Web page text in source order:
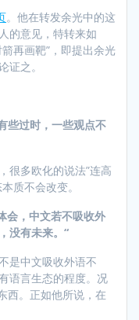
。他在转发余光中的这
的意见，特转来如
再画靶”，即提出余光
证之。
些过时，一些观点不
很多欧化的说法”连高
质不会改变。
会，中文若不吸收外
没有未来。“
是中文吸收外语不
语言生态的程度。况
西。正如他所说，在